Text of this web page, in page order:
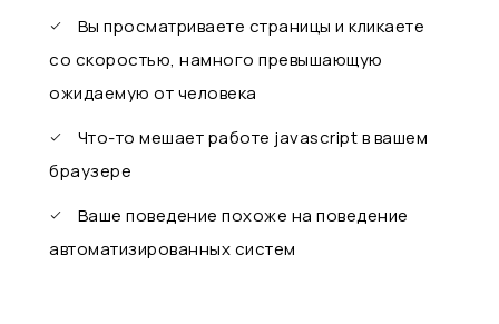
Вы просматриваете страницы и кликаете
со скоростью, намного превышающую
ожидаемую от человека
Что-то мешает работе javascript в вашем
браузере
Ваше поведение похоже на поведение
автоматизированных систем